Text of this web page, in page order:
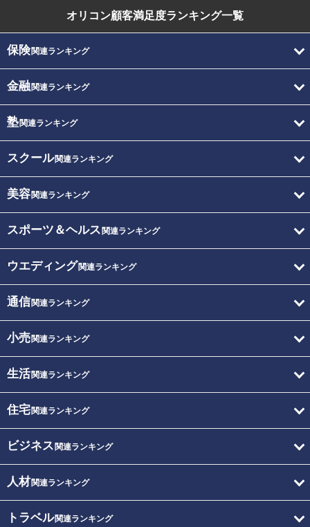
オリコン顧客満足度ランキング一覧
保険関連ランキング
金融関連ランキング
塾関連ランキング
スクール関連ランキング
美容関連ランキング
スポーツ＆ヘルス 関連ランキング
ウエディング関連ランキング
通信関連ランキング
小売関連ランキング
生活関連ランキング
住宅関連ランキング
ビジネス 関連ランキング
人材関連ランキング
トラベル関連ランキング